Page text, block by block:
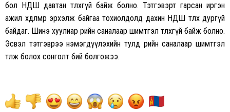
бол НДШ давтан төлөхгүй байж болно. Тэтгэвэрт гарсан иргэн
ажил хөдөлмөр эрхэлж байгаа тохиолдолд дахин НДШ төлөх дургүй
байдаг. Шинэ хуулиар өөрийн саналаар шимтгэл төлөхгүй байж болно.
Эсвэл тэтгэврээ нэмэгдүүлэхийн тулд өөрийн саналаар шимтгэл
төлж болох сонголт бий болгожээ.